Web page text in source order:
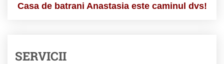
Casa de batrani Anastasia este caminul dvs!
SERVICII